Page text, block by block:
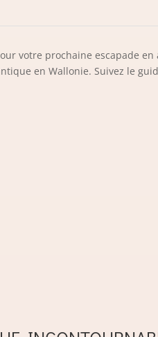
votre prochaine escapade en
en Wallonie. Suivez le